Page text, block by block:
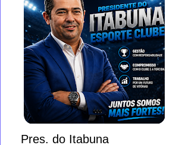
Pres. do Itabuna